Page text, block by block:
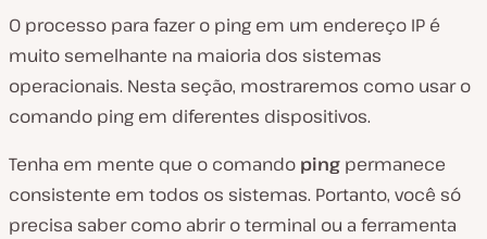
O processo para fazer o ping em um endereço IP é
muito semelhante na maioria dos sistemas
operacionais. Nesta seção, mostraremos como usar o
comando ping em diferentes dispositivos.
Tenha em mente que o comando ping permanece
consistente em todos os sistemas. Portanto, você só
precisa saber como abrir o terminal ou a ferramenta